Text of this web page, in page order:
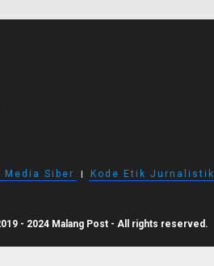
Media Siber I Kode Etik Jurnalistik
- 2024 Malang Post - All rights reserved.